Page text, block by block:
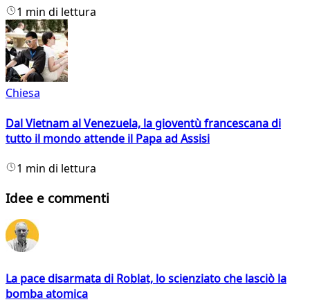
1 min di lettura
Chiesa
Dal Vietnam al Venezuela, la gioventù francescana di
tutto il mondo attende il Papa ad Assisi
1 min di lettura
Idee e commenti
La pace disarmata di Roblat, lo scienziato che lasciò la
bomba atomica